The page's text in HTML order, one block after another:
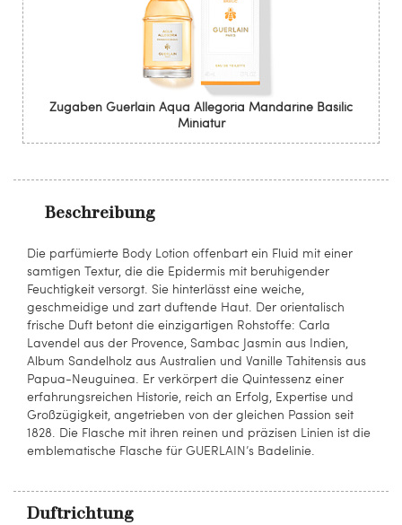
Beschreibung
Die parfümierte Body Lotion offenbart ein Fluid mit einer
samtigen Textur, die die Epidermis mit beruhigender
Feuchtigkeit versorgt. Sie hinterlässt eine weiche,
geschmeidige und zart duftende Haut. Der orientalisch
frische Duft betont die einzigartigen Rohstoffe: Carla
Lavendel aus der Provence, Sambac Jasmin aus Indien,
Album Sandelholz aus Australien und Vanille Tahitensis aus
Papua-Neuguinea. Er verkörpert die Quintessenz einer
erfahrungsreichen Historie, reich an Erfolg, Expertise und
Großzügigkeit, angetrieben von der gleichen Passion seit
1828. Die Flasche mit ihren reinen und präzisen Linien ist die
emblematische Flasche für GUERLAIN’s Badelinie.
Duftrichtung
Zugaben Guerlain Aqua Allegoria Mandarine Basilic
Miniatur